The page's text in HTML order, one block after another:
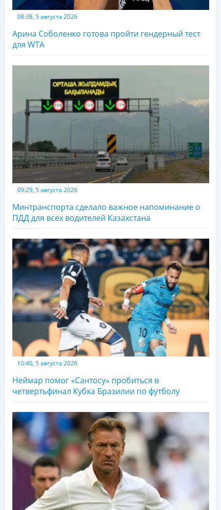
08:38, 5 августа 2026
Арина Соболенко готова пройти гендерный тест
для WTA
09:29, 5 августа 2026
Минтранспорта сделало важное напоминание о
ПДД для всех водителей Казахстана
10:40, 5 августа 2026
Неймар помог «Сантосу» пробиться в
четвертьфинал Кубка Бразилии по футболу